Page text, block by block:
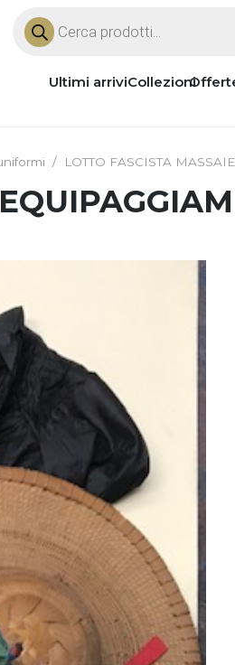
Products
search
Ultimi arriviCollezioni
/ LOTTO FASCISTA